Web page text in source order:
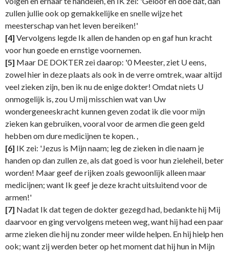
zullen jullie ook op gemakkelijke en snelle wijze het
meesterschap van het leven bereiken!'
[4] Vervolgens legde Ik allen de handen op en gaf hun kracht
voor hun goede en ernstige voornemen.
[5] Maar DE DOKTER zei daarop: '0 Meester, ziet U eens,
zowel hier in deze plaats als ook in de verre omtrek, waar altijd
veel zieken zijn, ben ik nu de enige dokter! Omdat niets U
onmogelijk is, zou U mij misschien wat van Uw
wondergeneeskracht kunnen geven zodat ik die voor mijn
zieken kan gebruiken, vooral voor de armen die geen geld
hebben om dure medicijnen te kopen. ,
[6] IK zei: 'Jezus is Mijn naam; leg de zieken in die naam je
handen op dan zullen ze, als dat goed is voor hun zieleheil, beter
worden! Maar geef de rijken zoals gewoonlijk alleen maar
medicijnen; want Ik geef je deze kracht uitsluitend voor de
armen!'
[7] Nadat Ik dat tegen de dokter gezegd had, bedankte hij Mij
daarvoor en ging vervolgens meteen weg, want hij had een paar
arme zieken die hij nu zonder meer wilde helpen. En hij hielp hen
ook; want zij werden beter op het moment dat hij hun in Mijn